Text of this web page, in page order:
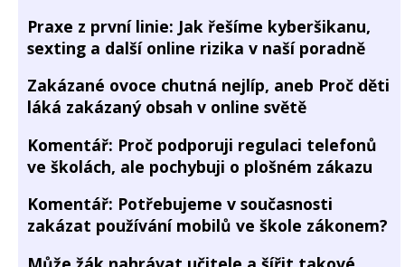
Praxe z první linie: Jak řešíme kyberšikanu,
sexting a další online rizika v naší poradně
Zakázané ovoce chutná nejlíp, aneb Proč děti
láká zakázaný obsah v online světě
Komentář: Proč podporuji regulaci telefonů
ve školách, ale pochybuji o plošném zákazu
Komentář: Potřebujeme v současnosti
zakázat používání mobilů ve škole zákonem?